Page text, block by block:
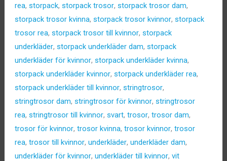
rea, storpack, storpack trosor, storpack trosor dam,
storpack trosor kvinna, storpack trosor kvinnor, storpack
trosor rea, storpack trosor till kvinnor, storpack
underkläder, storpack underkläder dam, storpack
underkläder för kvinnor, storpack underkläder kvinna,
storpack underkläder kvinnor, storpack underkläder rea,
storpack underkläder till kvinnor, stringtrosor,
stringtrosor dam, stringtrosor för kvinnor, stringtrosor
rea, stringtrosor till kvinnor, svart, trosor, trosor dam,
trosor för kvinnor, trosor kvinna, trosor kvinnor, trosor
rea, trosor till kvinnor, underkläder, underkläder dam,
underkläder för kvinnor, underkläder till kvinnor, vit